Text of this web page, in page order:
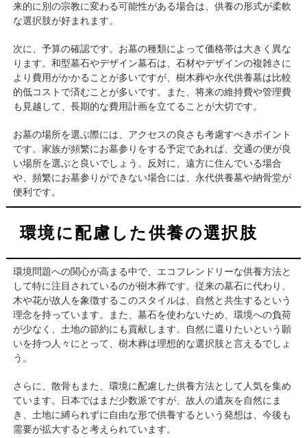
来的に別の宗教に変わる可能性がある場合は、供養の形式が柔軟
な選択肢が好まれます。
次に、予算の確認です。お墓の種類によって価格帯は大きく異な
ります。和型墓石やデザイン墓石は、石材やデザインの複雑さに
より費用がかかることが多いですが、樹木葬や永代供養墓は比較
的低コストで済むことが多いです。また、将来の維持費や管理費
も見越して、長期的な費用計画を立てることが大切です。
お墓の場所を選ぶ際には、アクセスの良さも考慮すべきポイント
です。家族が頻繁にお墓参りをする予定であれば、交通の便が良
い場所を選ぶと良いでしょう。反対に、遠方に住んでいる場合
や、頻繁にお墓参りができない場合には、永代供養墓や納骨堂が
便利です。
環境に配慮した供養の選択肢
環境問題への関心が高まる中で、エコフレンドリーな供養方法と
して特に注目されているのが樹木葬です。従来の墓石に代わり、
木や花が故人を象徴するこのスタイルは、自然と共生するという
理念を持っています。また、墓石を使わないため、環境への負荷
が少なく、土地の節約にも貢献します。自然に還りたいという願
いを持つ人々にとって、樹木葬は理想的な選択肢と言えるでしょ
う。
さらに、散骨もまた、環境に配慮した供養方法として人気を集め
ています。日本ではまだ少数派ですが、故人の遺灰を自然にま
き、土地に縛られずに自由な形で供養するという発想は、今後も
需要が拡大すると考えられています。